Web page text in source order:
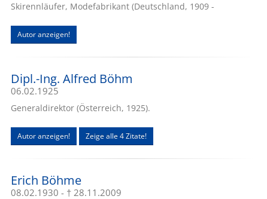
Skirennläufer, Modefabrikant (Deutschland, 1909 -
Autor anzeigen!
Dipl.-Ing. Alfred Böhm
06.02.1925
Generaldirektor (Österreich, 1925).
Autor anzeigen! Zeige alle 4 Zitate!
Erich Böhme
08.02.1930 - † 28.11.2009